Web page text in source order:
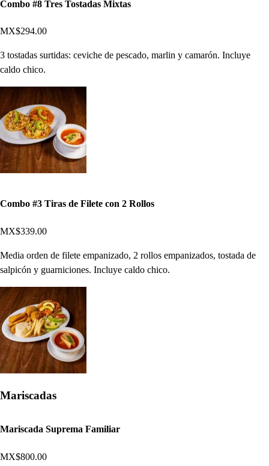
Combo #8 Tres Tostadas Mixtas
MX$294.00
3 tostadas surtidas: ceviche de pescado, marlin y camarón. Incluye
caldo chico.
Combo #3 Tiras de Filete con 2 Rollos
MX$339.00
Media orden de filete empanizado, 2 rollos empanizados, tostada de
salpicón y guarniciones. Incluye caldo chico.
Mariscadas
Mariscada Suprema Familiar
MX$800.00